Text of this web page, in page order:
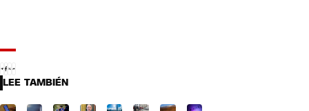
LEE TAMBIÉN